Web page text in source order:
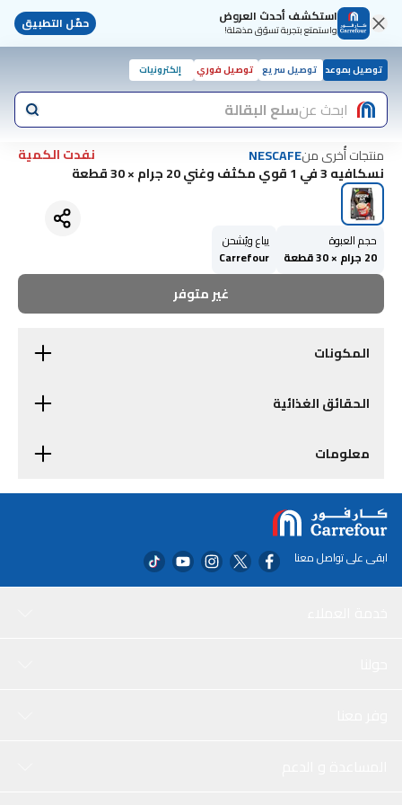
استكشف أحدث العروض
واستمتع بتجربة تسوّق مذهلة! حمّل التطبيق
توصيل بموعد توصيل سريع توصيل فوري إلكترونيات
ابحث عنسلع البقالة
منتجات أُخرى منNESCAFE
نفدت الكمية
نسكافيه 3 في 1 قوي مكثف وغني 20 جرام × 30 قطعة
حجم العبوة
20 جرام × 30 قطعة
يباع ويُشحن
Carrefour
غير متوفر
المكونات
الحقائق الغذائية
معلومات
ابقى على تواصل معنا